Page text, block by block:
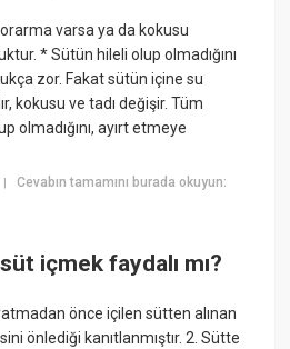
varsa ya da kokusu
* Sütün hileli olup olmadığını
zor. Fakat sütün içine su
kokusu ve tadı değişir. Tüm
olmadığını, ayırt etmeye
|Cevabın tamamını burada okuyun:
içmek faydalı mı?
önce içilen sütten alınan
önlediği kanıtlanmıştır. 2. Sütte